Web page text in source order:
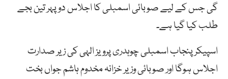
گی جس کے لیے صوبائی اسمبلی کا اجلاس دوپہر تین بجے
طلب کیا گیا ہے۔
اسپیکر پنجاب اسمبلی چوہدری پرویز الہی کی زیر صدارت
اجلاس ہوگا اور صوبائی وزیر خزانہ مخدوم ہاشم جواں بخت